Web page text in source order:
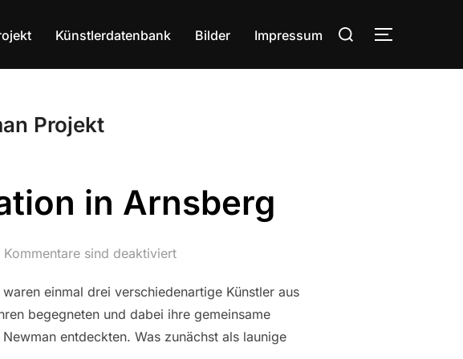
Künstlerdatenbank Bilder Impressum
Suchen
Projekt
in Arnsberg
Kommentare sind deaktiviert
einmal drei verschiedenartige Künstler aus
begegneten und dabei ihre gemeinsame
entdeckten. Was zunächst als launige